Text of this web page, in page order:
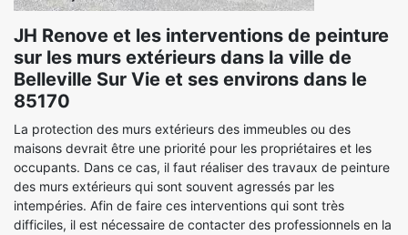
JH Renove et les interventions de peinture
sur les murs extérieurs dans la ville de
Belleville Sur Vie et ses environs dans le
85170
La protection des murs extérieurs des immeubles ou des
maisons devrait être une priorité pour les propriétaires et les
occupants. Dans ce cas, il faut réaliser des travaux de peinture
des murs extérieurs qui sont souvent agressés par les
intempéries. Afin de faire ces interventions qui sont très
difficiles, il est nécessaire de contacter des professionnels en la